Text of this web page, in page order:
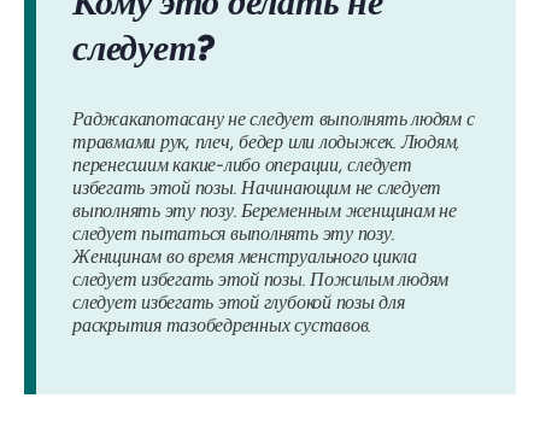
следует?
Раджакапотасану не следует выполнять людям с
травмами рук, плеч, бедер или лодыжек. Людям,
перенесшимкакие-либо операции, следует
избегать этой позы.Начинающимне следует
выполнять эту позу.Беременным женщинамне
следует пытаться выполнять эту позу.
Женщинам во времяменструального цикла
следует избегать этой позы.Пожилым людям
следует избегать этой глубокой позы для
раскрытия тазобедренных суставов.